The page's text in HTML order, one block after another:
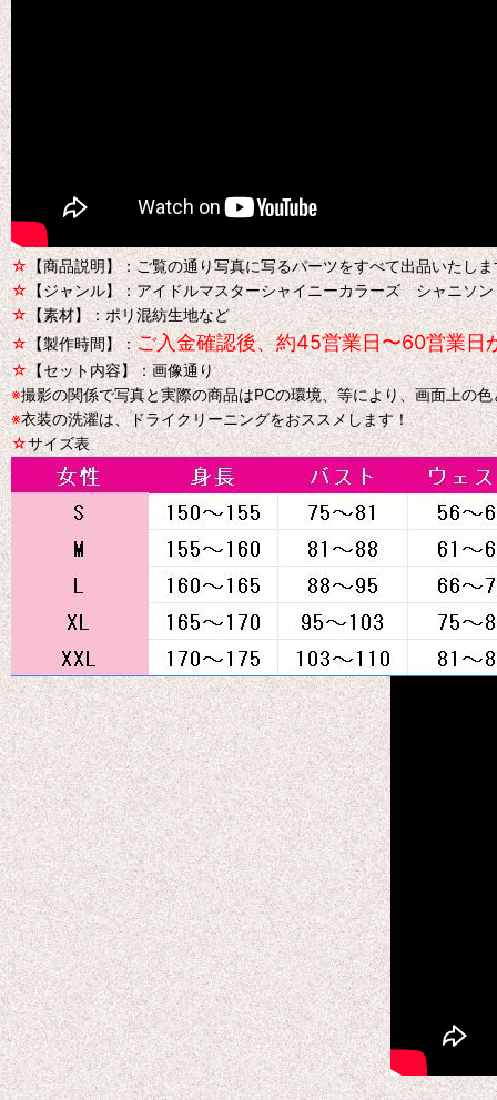
☆【商品説明】：ご覧の通り写真に写るパーツをすべて出品いたし
☆【ジャンル】：アイドルマスターシャイニーカラーズ シャニ
☆【素材】：ポリ混紡生地など
☆【製作時間】：ご入金確認後、約45営業日〜60営業日
☆【セット内容】：画像通り
※撮影の関係で写真と実際の商品はPCの環境、等により、画面上の
※衣装の洗濯は、ドライクリーニングをおススメします！
☆サイズ表